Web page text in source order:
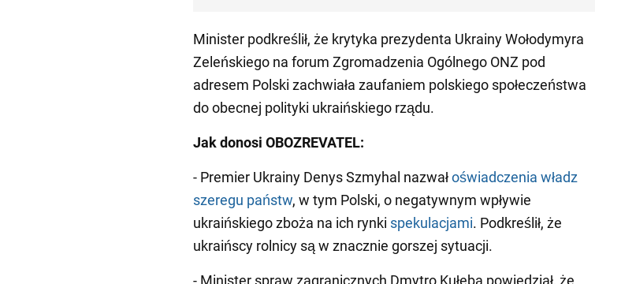
Minister podkreślił, że krytyka prezydenta Ukrainy Wołodymyra
Zeleńskiego na forum Zgromadzenia Ogólnego ONZ pod
adresem Polski zachwiała zaufaniem polskiego społeczeństwa
do obecnej polityki ukraińskiego rządu.
Jak donosi OBOZREVATEL:
- Premier Ukrainy Denys Szmyhal nazwałoświadczenia władz
szeregu państw, w tym Polski, o negatywnym wpływie
ukraińskiego zboża na ich rynki spekulacjami. Podkreślił, że
ukraińscy rolnicy są w znacznie gorszej sytuacji.